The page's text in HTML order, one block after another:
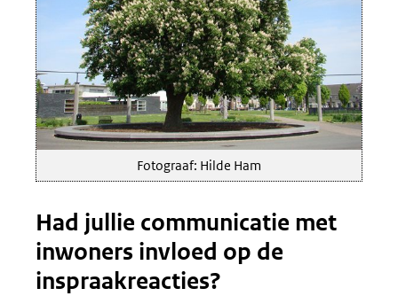
Fotograaf: Hilde Ham
Had jullie communicatie met
inwoners invloed op de
inspraakreacties?